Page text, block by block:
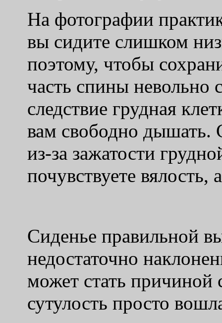
На фотографии
вы сидите слишком
поэтому, чтобы
часть спины невольно
следствие грудная
вам свободно дышать.
из-за зажатости
почувствуете
Сиденье правильной
недостаточно
может стать причиной
сутулость просто